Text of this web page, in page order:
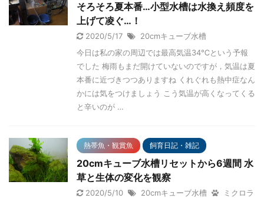
そろそろ夏本番…小型水槽は水換え頻度を
上げて凌ぐ…！
2020/5/17
20cmキューブ水槽
今日は私の家の周辺では最高気温34℃という予報
でした 梅雨もまだ開けていないのですが，気温は夏
本番に近づきつつありますね くれぐれも熱中症なん
かには気をつけましょう こう気温が高くなってくる
と辛いのが …
熱帯魚・観賞魚 飼育日記・雑記
20cmキューブ水槽リセットから6週間 水
草と生体の変化を観察
2020/5/10 20cmキューブ水槽
ミクロラ